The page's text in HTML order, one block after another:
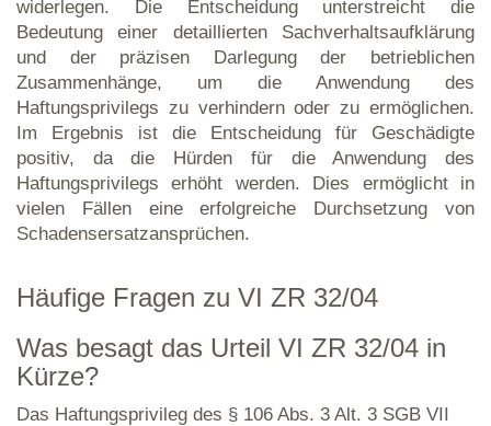
widerlegen. Die Entscheidung unterstreicht die
Bedeutung einer detaillierten Sachverhaltsaufklärung
und der präzisen Darlegung der betrieblichen
Zusammenhänge, um die Anwendung des
Haftungsprivilegs zu verhindern oder zu ermöglichen.
Im Ergebnis ist die Entscheidung für Geschädigte
positiv, da die Hürden für die Anwendung des
Haftungsprivilegs erhöht werden. Dies ermöglicht in
vielen Fällen eine erfolgreiche Durchsetzung von
Schadensersatzansprüchen.
Häufige Fragen zu VI ZR 32/04
Was besagt das Urteil VI ZR 32/04 in
Kürze?
Das Haftungsprivileg des § 106 Abs. 3 Alt. 3 SGB VII